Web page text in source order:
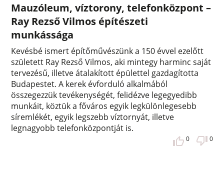
Mauzóleum, víztorony, telefonközpont –
Ray Rezső Vilmos építészeti
munkássága
Kevésbé ismert építőművészünk a 150 évvel ezelőtt
született Ray Rezső Vilmos, aki mintegy harminc saját
tervezésű, illetve átalakított épülettel gazdagította
Budapestet. A kerek évforduló alkalmából
összegezzük tevékenységét, felidézve legegyedibb
munkáit, köztük a főváros egyik legkülönlegesebb
síremlékét, egyik legszebb víztornyát, illetve
legnagyobb telefonközpontját is.
0 0